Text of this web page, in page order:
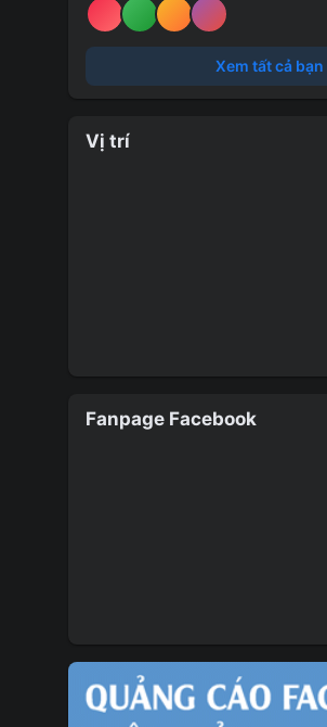
Xem tất cả bạn
Vị trí
Fanpage Facebook